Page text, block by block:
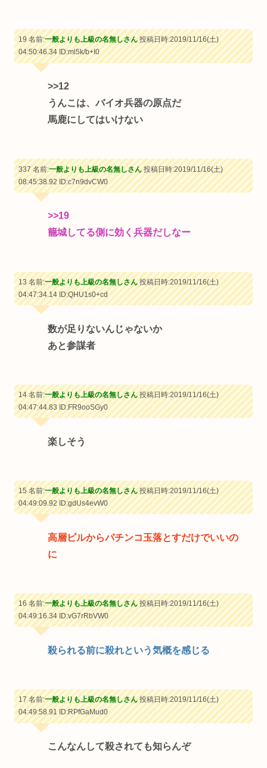
19 名前:一般よりも上級の名無しさん投稿日時:2019/11/16(土)
04:50:46.34ID:ml5k/b+I0
>>12
うんこは、バイオ兵器の原点だ
馬鹿にしてはいけない
337 名前:一般よりも上級の名無しさん投稿日時:2019/11/16(土)
08:45:38.92ID:c7n9dvCW0
>>19
籠城してる側に効く兵器だしなー
13 名前:一般よりも上級の名無しさん投稿日時:2019/11/16(土)
04:47:34.14ID:QHU1s0+cd
数が足りないんじゃないか
あと参謀者
14 名前:一般よりも上級の名無しさん投稿日時:2019/11/16(土)
04:47:44.83ID:FR9ooSGy0
楽しそう
15 名前:一般よりも上級の名無しさん投稿日時:2019/11/16(土)
04:49:09.92ID:gdUs4evW0
高層ビルからパチンコ玉落とすだけでいいの
に
16 名前:一般よりも上級の名無しさん投稿日時:2019/11/16(土)
04:49:16.34ID:vG7rRbVW0
殺られる前に殺れという気概を感じる
17 名前:一般よりも上級の名無しさん投稿日時:2019/11/16(土)
04:49:58.91ID:RPfGaMud0
こんなんして殺されても知らんぞ